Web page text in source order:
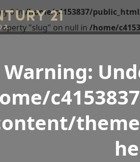
0 in/home/c4153837/
"slug" on null in /home/
Warning: